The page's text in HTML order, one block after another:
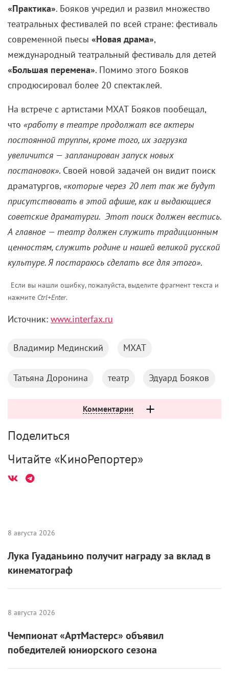
«Практика». Бояков учредил и развил множество
театральных фестивалей по всей стране: фестиваль
современной пьесы «Новая драма»,
международный театральный фестиваль для детей
«Большая перемена». Помимо этого Бояков
спродюсировал более 20 спектаклей.
На встрече с артистами МХАТ Бояков пообещал,
что «работу в театре продолжат все актеры
постоянной труппы, кроме того, их загрузка
увеличится — запланирован запуск новых
постановок». Своей новой задачей он видит поиск
драматургов,«которые через 20 лет так же будут
присутствовать в этой афише, как и выдающиеся
советские драматурги. Этот поиск должен вестись.
А главное — театр должен служить традиционным
ценностям, служить родине и нашей великой русской
культуре. Я постараюсь сделать все для этого».
Если вы нашли ошибку, пожалуйста, выделите фрагмент текста и
нажмите Ctrl+Enter.
Источник: www.interfax.ru
Владимир Мединский МХАТ
Татьяна Доронина театр Эдуард Бояков
Комментарии
Поделиться
Читайте «КиноРепортер»
8 августа 2026
Лука Гуаданьино получит награду за вклад в
кинематограф
8 августа 2026
Чемпионат «АртМастерс» объявил
победителей юниорского сезона